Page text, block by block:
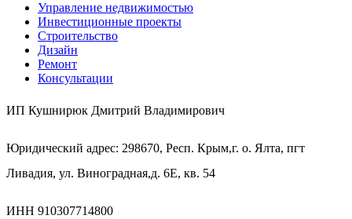
Управление недвижимостью
Инвестиционные проекты
Строительство
Дизайн
Ремонт
Консультации
ИП Кушнирюк Дмитрий Владимирович
Юридический адрес: 298670, Респ. Крым,г. о. Ялта, пгт
Ливадия, ул. Виноградная,д. 6Е, кв. 54
ИНН 910307714800